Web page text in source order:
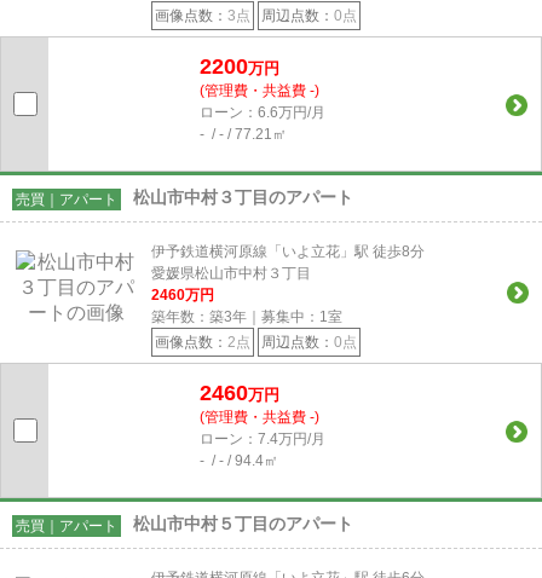
画像点数： 3点 周辺点数： 0点
2200万円
(管理費・共益費 -)
ローン：6.6万円/月
- / - / 77.21㎡
売買｜アパート 松山市中村３丁目のアパート
伊予鉄道横河原線「いよ立花」駅 徒歩8分
愛媛県松山市中村３丁目
2460万円
築年数：築3年｜募集中： 1室
画像点数： 2点 周辺点数： 0点
2460万円
(管理費・共益費 -)
ローン：7.4万円/月
- / - / 94.4㎡
売買｜アパート 松山市中村５丁目のアパート